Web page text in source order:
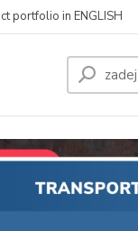
portfolio in ENGLISH